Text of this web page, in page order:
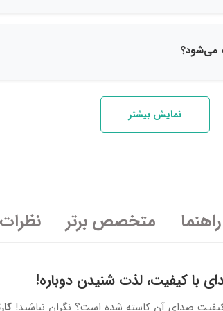
نمایش بیشتر
راهنما متخصص برتر نظرات
با کیفیت، لذت شنیدن دوباره!
صدای آن کاسته شده است؟ نگران نباشید!